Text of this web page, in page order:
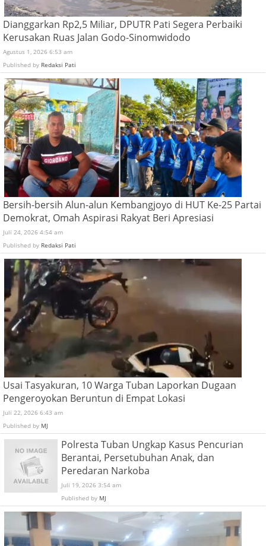
Dianggarkan Rp2,5 Miliar, DPUTR Pati Segera Perbaiki
Kerusakan Ruas Jalan Godo-Sinomwidodo
Agustus 1, 2026 6:53 am
Published by Redaksi Pati
Bersih-bersih Alun-alun Kembangjoyo di HUT Ke-25 Partai
Demokrat, Omah Aspirasi Rakyat Beri Apresiasi
Juli 24, 2026 4:54 am
Published by Redaksi Pati
Usai Tasyakuran, 10 Warga Tuban Laporkan Dugaan
Pengeroyokan Beruntun di Empat Lokasi
Juli 22, 2026 6:43 am
Published by MJ
Polresta Tuban Ungkap Kasus Pencurian
Berantai, Persetubuhan Anak, dan
Peredaran Narkoba
Juli 19, 2026 3:54 am
Published by MJ